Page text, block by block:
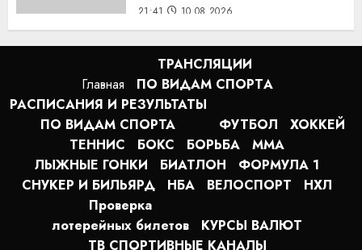
21:41 10.08.2026
Главная
ТРАНСЛЯЦИИ
ПО ВИДАМ СПОРТA
РАСПИСАНИЯ И РЕЗУЛЬТАТЫ
ПО ВИДАМ СПОРТА
ФУТБОЛ
ХОККЕЙ
ТЕННИС
БОКС БОРЬБА
MMA
ЛЫЖНЫЕ ГОНКИ
БИАТЛОН
ФОРМУЛА 1
СНУКЕР И БИЛЬЯРД
НБА ВЕЛОСПОРТ
НХЛ
Проверка
лотерейных билетов
КУРСЫ ВАЛЮТ
ТВ СПОРТИВНЫЕ КАНАЛЫ